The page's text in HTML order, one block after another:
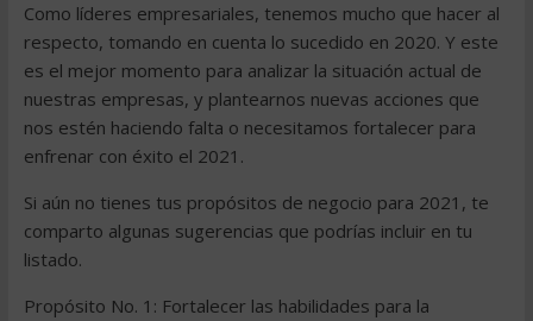
Como líderes empresariales, tenemos mucho que hacer al
respecto, tomando en cuenta lo sucedido en 2020. Y este
es el mejor momento para analizar la situación actual de
nuestras empresas, y plantearnos nuevas acciones que
nos estén haciendo falta o necesitamos fortalecer para
enfrenar con éxito el 2021.
Si aún no tienes tus propósitos de negocio para 2021, te
comparto algunas sugerencias que podrías incluir en tu
listado.
Propósito No. 1: Fortalecer las habilidades para la